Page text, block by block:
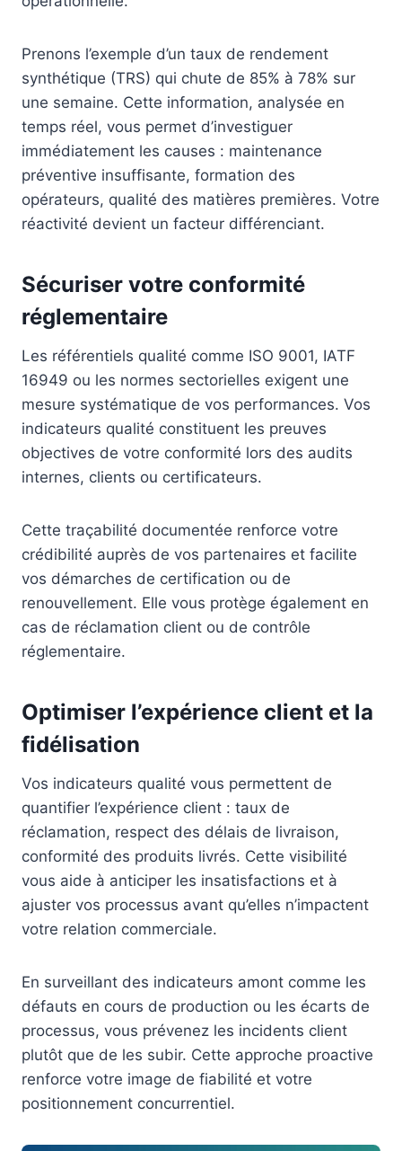
Prenons l’exemple d’un taux de rendement
synthétique (TRS) qui chute de 85% à 78% sur
une semaine. Cette information, analysée en
temps réel, vous permet d’investiguer
immédiatement les causes : maintenance
préventive insuffisante, formation des
opérateurs, qualité des matières premières. Votre
réactivité devient un facteur différenciant.
Sécuriser votre conformité
réglementaire
Les référentiels qualité comme ISO 9001, IATF
16949 ou les normes sectorielles exigent une
mesure systématique de vos performances. Vos
indicateurs qualité constituent les preuves
objectives de votre conformité lors des audits
internes, clients ou certificateurs.
Cette traçabilité documentée renforce votre
crédibilité auprès de vos partenaires et facilite
vos démarches de certification ou de
renouvellement. Elle vous protège également en
cas de réclamation client ou de contrôle
réglementaire.
Optimiser l’expérience client et la
fidélisation
Vos indicateurs qualité vous permettent de
quantifier l’expérience client : taux de
réclamation, respect des délais de livraison,
conformité des produits livrés. Cette visibilité
vous aide à anticiper les insatisfactions et à
ajuster vos processus avant qu’elles n’impactent
votre relation commerciale.
En surveillant des indicateurs amont comme les
défauts en cours de production ou les écarts de
processus, vous prévenez les incidents client
plutôt que de les subir. Cette approche proactive
renforce votre image de fiabilité et votre
positionnement concurrentiel.